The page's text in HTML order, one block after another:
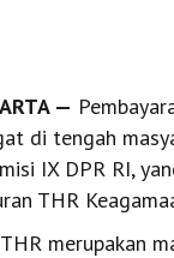
—
di tengah
IX DPR RI,
THR
merupakan